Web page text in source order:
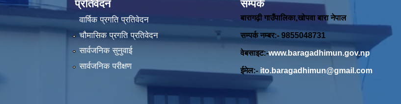
प्रतिवेदन
वार्षिक प्रगति प्रतिवेदन
चौमासिक प्रगति प्रतिवेदन
सार्वजनिक सुनुवाई
सार्वजनिक परीक्षण
सम्पर्क
बारागढ़ी गाउँपालिका,खोपवा बारा नेपाल
सम्पर्क नम्बर:- 9855048731
वेबसाइट:-www.baragadhimun.gov.np
ईमेल:- ito.baragadhimun@gmail.com